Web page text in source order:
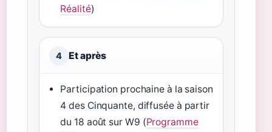
Réalité)
4 Et après
Participation prochaine à la saison
4 des Cinquante, diffusée à partir
du 18 août sur W9 (Programme